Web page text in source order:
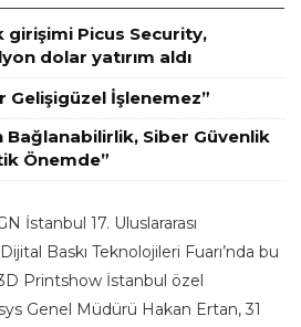
girişimi Picus Security,
dolar yatırım aldı
Gelişigüzel İşlenemez”
Bağlanabilirlik, Siber Güvenlik
Önemde”
İstanbul 17. Uluslararası
Baskı Teknolojileri Fuarı’nda bu
Printshow İstanbul özel
Genel Müdürü Hakan Ertan, 31